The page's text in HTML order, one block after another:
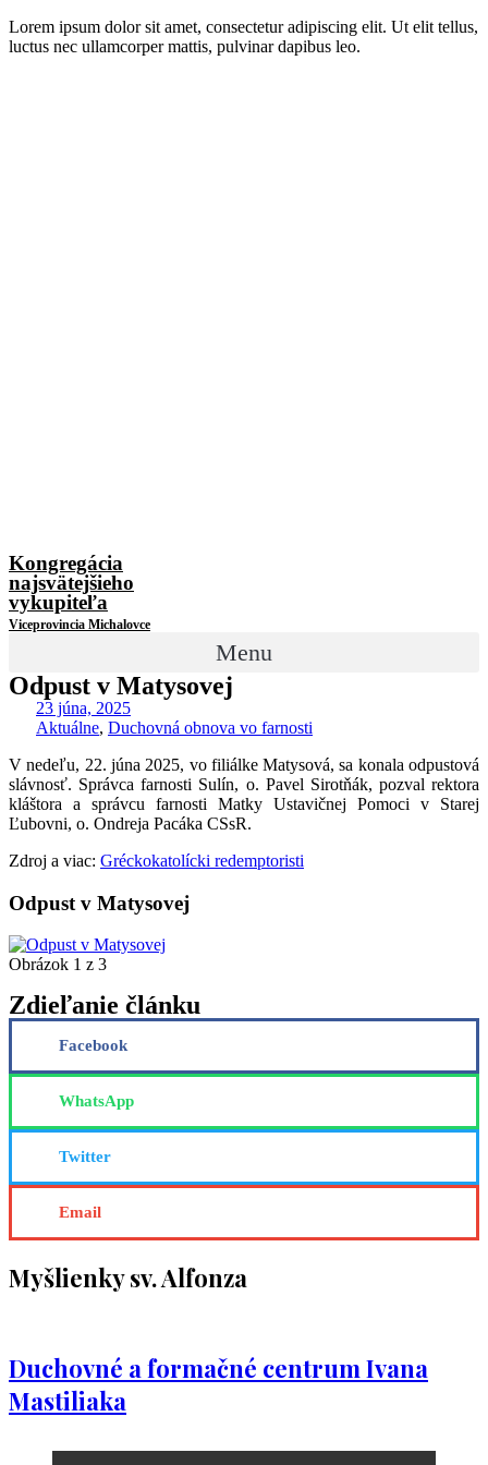
Lorem ipsum dolor sit amet, consectetur adipiscing elit. Ut elit tellus,
luctus nec ullamcorper mattis, pulvinar dapibus leo.
Kongregácia
najsvätejšieho
vykupiteľa
Viceprovincia Michalovce
Menu
Odpust v Matysovej
23 júna, 2025
Aktuálne, Duchovná obnova vo farnosti
V nedeľu, 22. júna 2025, vo filiálke Matysová, sa konala odpustová
slávnosť. Správca farnosti Sulín, o. Pavel Sirotňák, pozval rektora
kláštora a správcu farnosti Matky Ustavičnej Pomoci v Starej
Ľubovni, o. Ondreja Pacáka CSsR.
Zdroj a viac: Gréckokatolícki redemptoristi
Odpust v Matysovej
Obrázok 1 z 3
Zdieľanie článku
Facebook
WhatsApp
Twitter
Email
Myšlienky sv. Alfonza
Duchovné a formačné centrum Ivana
Mastiliaka